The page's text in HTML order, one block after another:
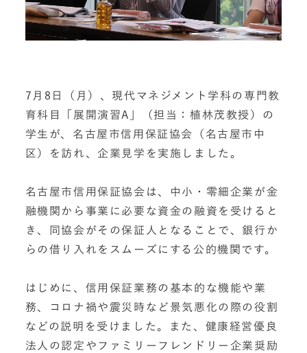
7月8日（月）、現代マネジメント学科の専門教
育科目「展開演習A」（担当：植林茂教授）の
学生が、名古屋市信用保証協会（名古屋市中
区）を訪れ、企業見学を実施しました。
名古屋市信用保証協会は、中小・零細企業が金
融機関から事業に必要な資金の融資を受けると
き、同協会がその保証人となることで、銀行か
らの借り入れをスムーズにする公的機関です。
はじめに、信用保証業務の基本的な機能や業
務、コロナ禍や震災時など景気悪化の際の役割
などの説明を受けました。また、健康経営優良
法人の認定やファミリーフレンドリー企業奨励